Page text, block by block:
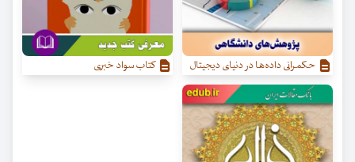
حکمرانی داده‌ها در دنیای دیجیتال کتاب سواد خبری